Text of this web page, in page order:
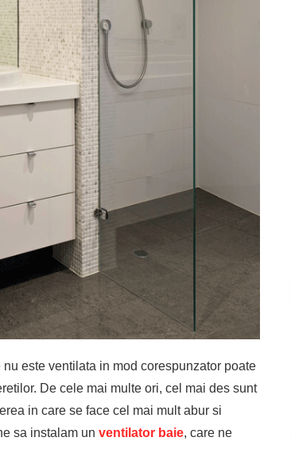
este ventilata in mod corespunzator poate
De cele mai multe ori, cel mai des sunt
in care se face cel mai mult abur si
sa instalam un ventilator baie, care ne